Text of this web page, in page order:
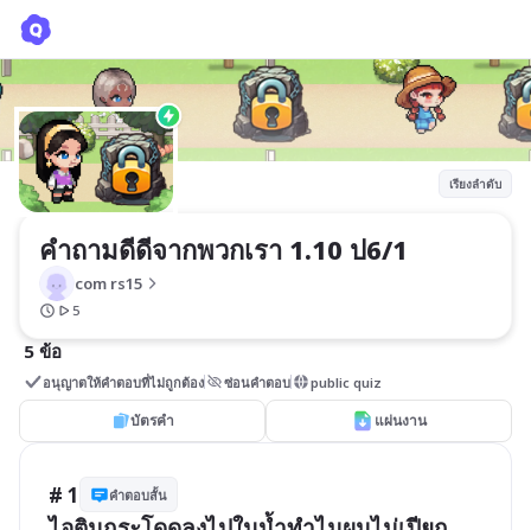
เรียงลำดับ
คำถามดีดีจากพวกเรา 1.10 ป6/1
com rs15
5
5 ข้อ
อนุญาตให้คำตอบที่ไม่ถูกต้อง ซ่อนคำตอบ public quiz
บัตรคำ แผ่นงาน
# 1 คำตอบสั้น